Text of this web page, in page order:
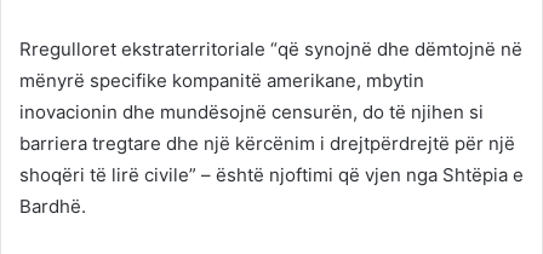
Rregulloret ekstraterritoriale “që synojnë dhe dëmtojnë në
mënyrë specifike kompanitë amerikane, mbytin
inovacionin dhe mundësojnë censurën, do të njihen si
barriera tregtare dhe një kërcënim i drejtpërdrejtë për një
shoqëri të lirë civile” – është njoftimi që vjen nga Shtëpia e
Bardhë.